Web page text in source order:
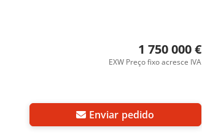
1 750 000 €
EXW Preço fixo acresce IVA
Enviar pedido